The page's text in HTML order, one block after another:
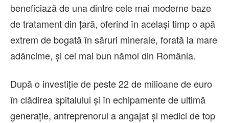
beneficiază de una dintre cele mai moderne baze
de tratament din țară, oferind în același timp o apă
extrem de bogată în săruri minerale, forată la mare
adâncime, și cel mai bun nămol din România.
După o investiție de peste 22 de milioane de euro
în clădirea spitalului și în echipamente de ultimă
generație, antreprenorul a angajat și medici de top